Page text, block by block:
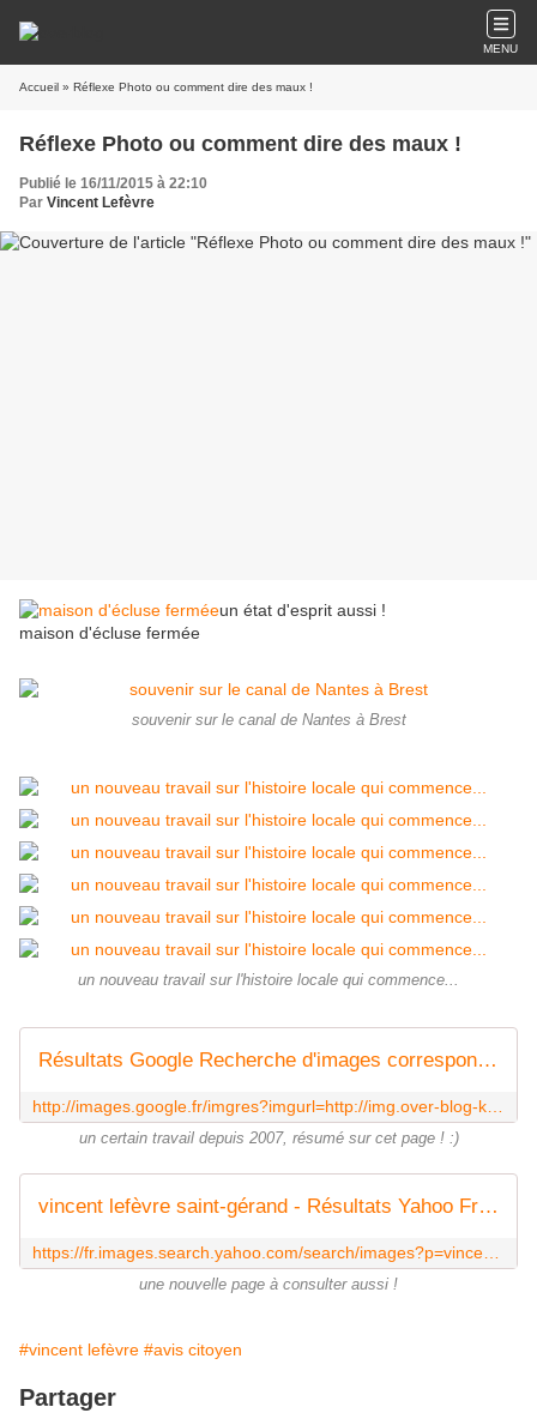
MENU
Accueil » Réflexe Photo ou comment dire des maux !
Réflexe Photo ou comment dire des maux !
Publié le 16/11/2015 à 22:10
Par Vincent Lefèvre
maison d'écluse fermée
un état d'esprit aussi !
souvenir sur le canal de Nantes à Brest
un nouveau travail sur l'histoire locale qui commence...
Résultats Google Recherche d'images correspondant à http://img.over-blog-kiwi.com/0/56/37/54/20150510/ob_e6b08b_img-0777.JPG
un certain travail depuis 2007, résumé sur cet page ! :)
vincent lefèvre saint-gérand - Résultats Yahoo France de la recherche d'images
une nouvelle page à consulter aussi !
#vincent lefèvre #avis citoyen
Partager